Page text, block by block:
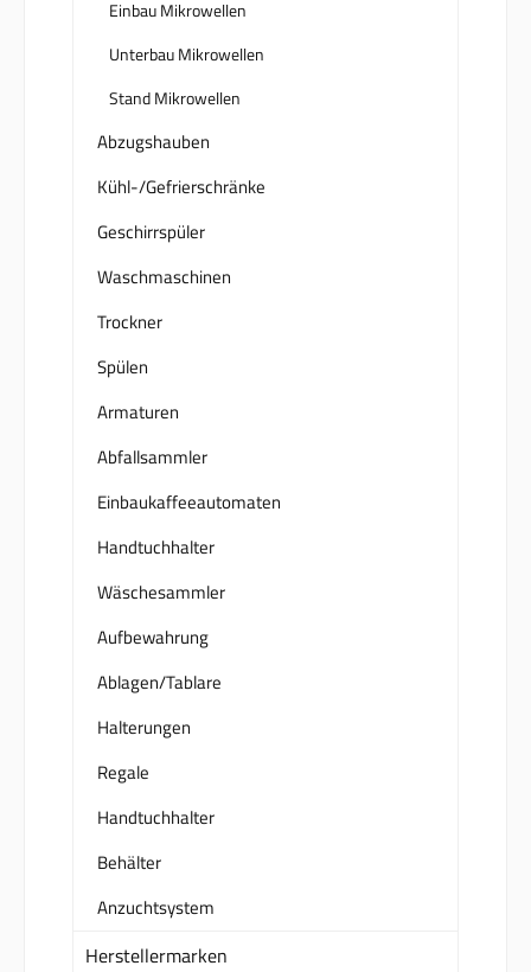
Einbau Mikrowellen
Unterbau Mikrowellen
Stand Mikrowellen
Abzugshauben
Kühl-/Gefrierschränke
Geschirrspüler
Waschmaschinen
Trockner
Spülen
Armaturen
Abfallsammler
Einbaukaffeeautomaten
Handtuchhalter
Wäschesammler
Aufbewahrung
Ablagen/Tablare
Halterungen
Regale
Handtuchhalter
Behälter
Anzuchtsystem
Herstellermarken